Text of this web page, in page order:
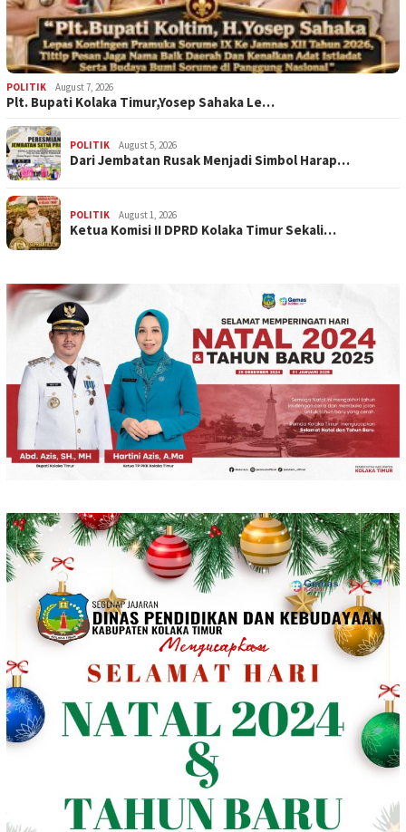
POLITIK August 7, 2026
Plt. Bupati Kolaka Timur,Yosep Sahaka Le…
POLITIK August 5, 2026
Dari Jembatan Rusak Menjadi Simbol Harap…
POLITIK August 1, 2026
Ketua Komisi II DPRD Kolaka Timur Sekali…